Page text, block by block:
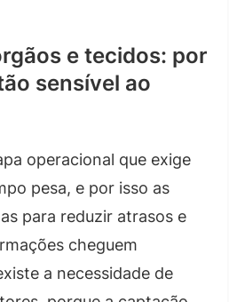
e tecidos: por
sensível ao
operacional que exige
pesa, e por isso as
para reduzir atrasos e
cheguem
a necessidade de